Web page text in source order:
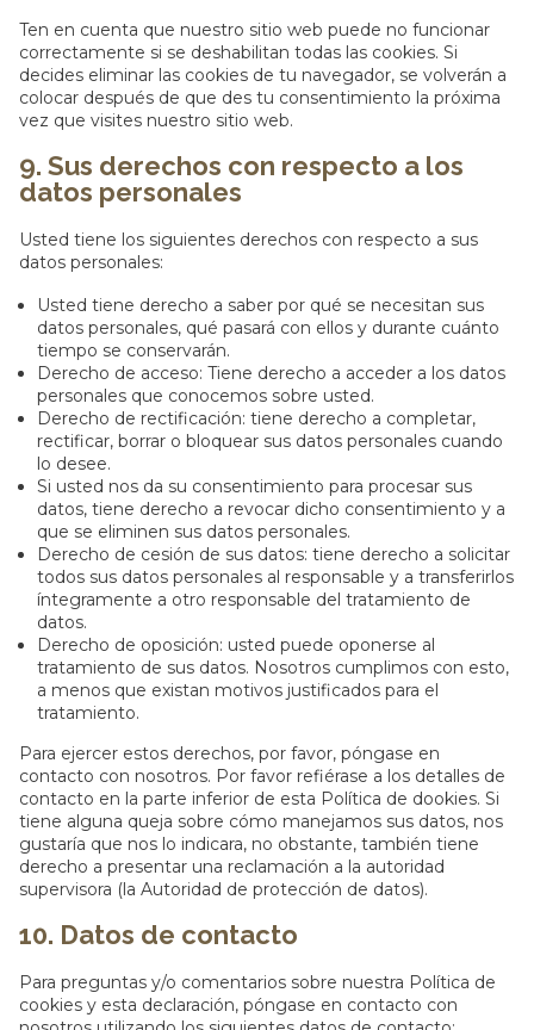
Ten en cuenta que nuestro sitio web puede no funcionar
correctamente si se deshabilitan todas las cookies. Si
decides eliminar las cookies de tu navegador, se volverán a
colocar después de que des tu consentimiento la próxima
vez que visites nuestro sitio web.
9. Sus derechos con respecto a los
datos personales
Usted tiene los siguientes derechos con respecto a sus
datos personales:
Usted tiene derecho a saber por qué se necesitan sus
datos personales, qué pasará con ellos y durante cuánto
tiempo se conservarán.
Derecho de acceso: Tiene derecho a acceder a los datos
personales que conocemos sobre usted.
Derecho de rectificación: tiene derecho a completar,
rectificar, borrar o bloquear sus datos personales cuando
lo desee.
Si usted nos da su consentimiento para procesar sus
datos, tiene derecho a revocar dicho consentimiento y a
que se eliminen sus datos personales.
Derecho de cesión de sus datos: tiene derecho a solicitar
todos sus datos personales al responsable y a transferirlos
íntegramente a otro responsable del tratamiento de
datos.
Derecho de oposición: usted puede oponerse al
tratamiento de sus datos. Nosotros cumplimos con esto,
a menos que existan motivos justificados para el
tratamiento.
Para ejercer estos derechos, por favor, póngase en
contacto con nosotros. Por favor refiérase a los detalles de
contacto en la parte inferior de esta Política de dookies. Si
tiene alguna queja sobre cómo manejamos sus datos, nos
gustaría que nos lo indicara, no obstante, también tiene
derecho a presentar una reclamación a la autoridad
supervisora (la Autoridad de protección de datos).
10. Datos de contacto
Para preguntas y/o comentarios sobre nuestra Política de
cookies y esta declaración, póngase en contacto con